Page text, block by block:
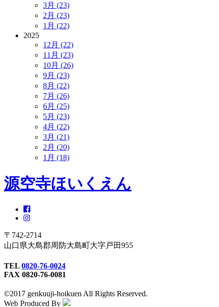
3月 (23)
2月 (23)
1月 (22)
2025
12月 (22)
11月 (23)
10月 (26)
9月 (23)
8月 (22)
7月 (26)
6月 (25)
5月 (23)
4月 (22)
3月 (21)
2月 (20)
1月 (18)
源空寺ほいくえん
〒742-2714
山口県大島郡周防大島町大字戸田955
TEL 0820-76-0024
FAX 0820-76-0081
©2017 genkuuji-hoikuen All Rights Reserved.
Web Produced By